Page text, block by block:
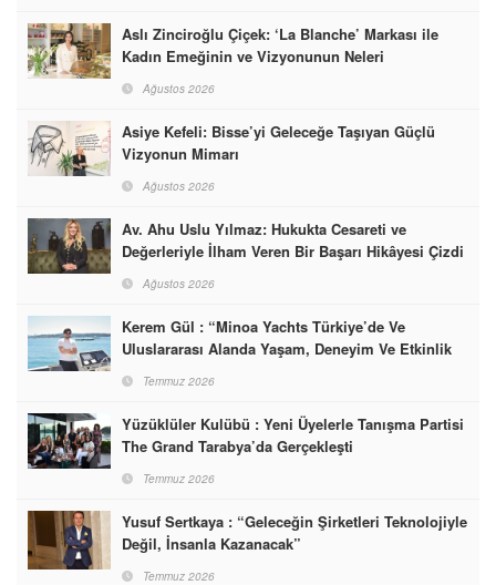
Aslı Zinciroğlu Çiçek: ‘La Blanche’ Markası ile
Kadın Emeğinin ve Vizyonunun Neleri
Başarabileceğinin En Güzel Örneğini Sunuyor
Ağustos 2026
Asiye Kefeli: Bisse’yi Geleceğe Taşıyan Güçlü
Vizyonun Mimarı
Ağustos 2026
Av. Ahu Uslu Yılmaz: Hukukta Cesareti ve
Değerleriyle İlham Veren Bir Başarı Hikâyesi Çizdi
Ağustos 2026
Kerem Gül : “Minoa Yachts Türkiye’de Ve
Uluslararası Alanda Yaşam, Deneyim Ve Etkinlik
Markası Olacak”
Temmuz 2026
Yüzüklüler Kulübü : Yeni Üyelerle Tanışma Partisi
The Grand Tarabya’da Gerçekleşti
Temmuz 2026
Yusuf Sertkaya : “Geleceğin Şirketleri Teknolojiyle
Değil, İnsanla Kazanacak”
Temmuz 2026